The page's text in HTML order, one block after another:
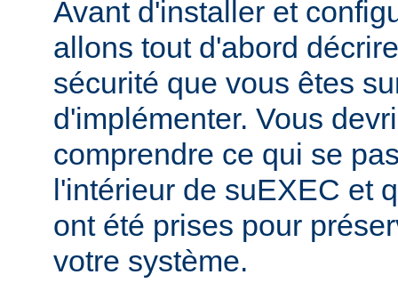
Avant d'installer et
allons tout d'abord
sécurité que vous êtes
d'implémenter. Vous
comprendre ce qui se
l'intérieur de suEXEC et
ont été prises pour
votre système.